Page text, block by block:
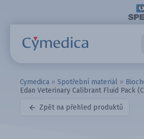
Cymedica » Spotřební materiál »
Edan Veterinary Calibrant Fluid Pack
Zpět na přehled produktů